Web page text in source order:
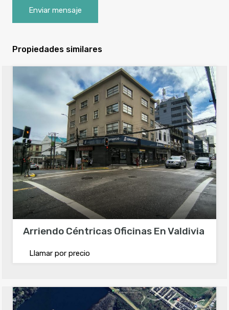
Propiedades similares
Arriendo Céntricas Oficinas En Valdivia
Llamar por precio